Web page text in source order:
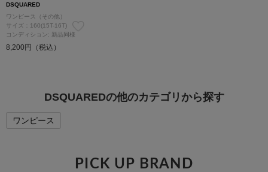
DSQUARED
ワンピース（その他）
サイズ：160(15T-16T)
コンディション: 新品同様
8,200円（税込）
DSQUAREDの他のカテゴリから探す
ワンピース
PICK UP BRAND